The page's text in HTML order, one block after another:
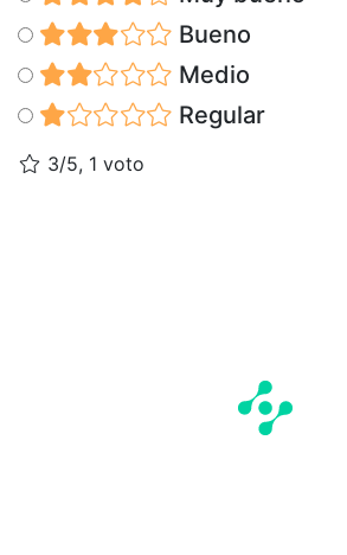
Bueno
Medio
Regular
3/5, 1 voto